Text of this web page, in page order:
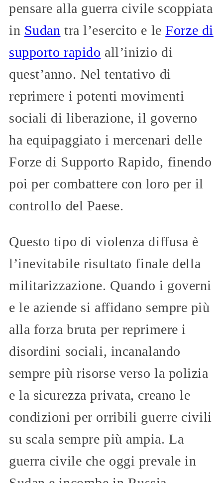
pensare alla guerra civile scoppiata
in Sudan tra l’esercito e leForze di
supporto rapido all’inizio di
quest’anno. Nel tentativo di
reprimere i potenti movimenti
sociali di liberazione, il governo
ha equipaggiato i mercenari delle
Forze di Supporto Rapido, finendo
poi per combattere con loro per il
controllo del Paese.
Questo tipo di violenza diffusa è
l’inevitabile risultato finale della
militarizzazione. Quando i governi
e le aziende si affidano sempre più
alla forza bruta per reprimere i
disordini sociali, incanalando
sempre più risorse verso la polizia
e la sicurezza privata, creano le
condizioni per orribili guerre civili
su scala sempre più ampia. La
guerra civile che oggi prevale in